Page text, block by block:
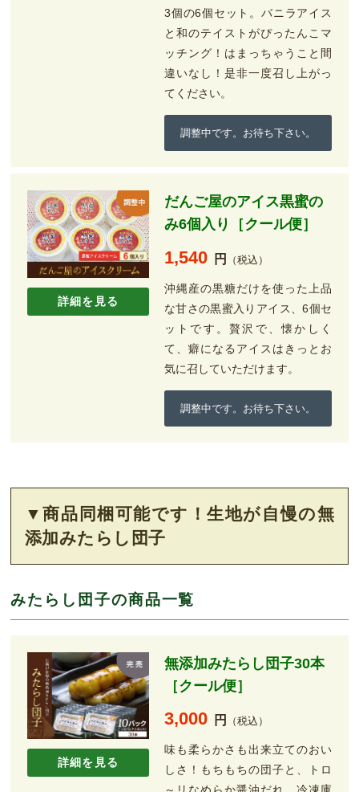
3個の6個セット。バニラアイス
と和のテイストがぴったんこマ
ッチング！はまっちゃうこと間
違いなし！是非一度召し上がっ
てください。
調整中です。お待ち下さい。
詳細を見る
だんご屋のアイス黒蜜の
み6個入り［クール便］
1,540 円 （税込）
沖縄産の黒糖だけを使った上品
な甘さの黒蜜入りアイス、6個セ
ットです。贅沢で、懐かしく
て、癖になるアイスはきっとお
気に召していただけます。
調整中です。お待ち下さい。
▼商品同梱可能です！生地が自慢の無
添加みたらし団子
みたらし団子の商品一覧
詳細を見る
無添加みたらし団子30本
［クール便］
3,000 円 （税込）
味も柔らかさも出来立てのおい
しさ！もちもちの団子と、トロ